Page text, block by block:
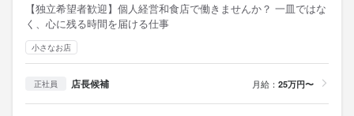
【独立希望者歓迎】個人経営和食店で働きませんか？ 一皿ではな
く、心に残る時間を届ける仕事
小さなお店
正社員 店長候補 月給： 25万円〜